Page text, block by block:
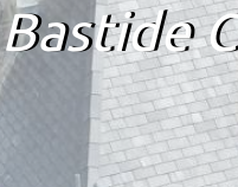
Bastide